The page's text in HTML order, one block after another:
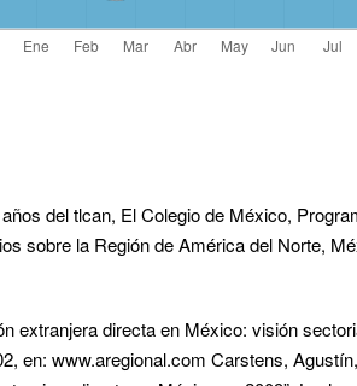
del tlcan, El Colegio de México,
sobre la Región de América del Norte,
extranjera directa en México: visión
en: www.aregional.com Carstens, Agustín,